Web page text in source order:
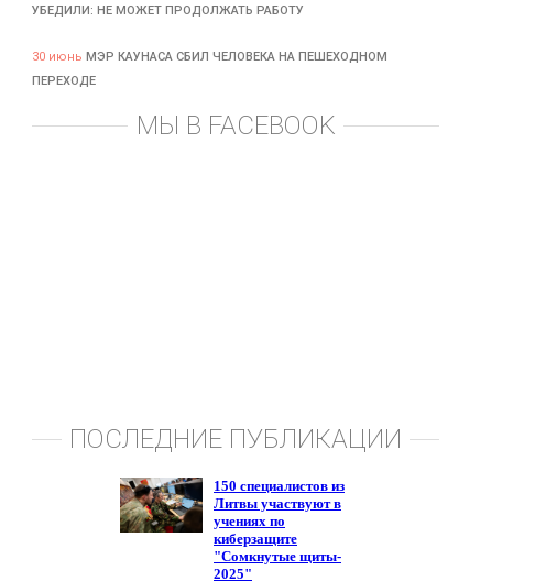
УБЕДИЛИ: НЕ МОЖЕТ ПРОДОЛЖАТЬ РАБОТУ
30 июнь МЭР КАУНАСА СБИЛ ЧЕЛОВЕКА НА ПЕШЕХОДНОМ
ПЕРЕХОДЕ
МЫ В FACEBOOK
ПОСЛЕДНИЕ ПУБЛИКАЦИИ